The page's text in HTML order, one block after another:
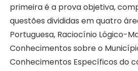
primeira é a prova objetiva,
questões divididas em quatro
Portuguesa, Raciocínio Lógico-
Conhecimentos sobre o
Conhecimentos Específicos do